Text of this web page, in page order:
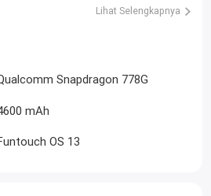
Lihat Selengkapnya
Snapdragon 778G
mAh
OS 13